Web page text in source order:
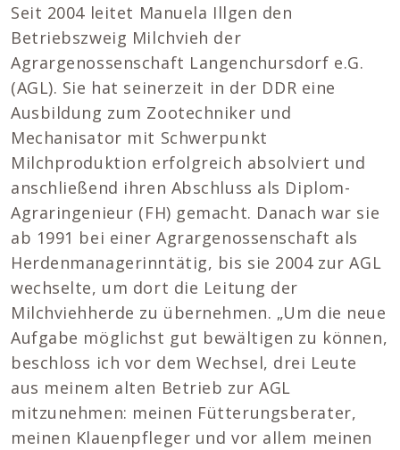
Seit 2004 leitet Manuela Illgen den
Betriebszweig Milchvieh der
Agrargenossenschaft Langenchursdorf e.G.
(AGL). Sie hat seinerzeit in der DDR eine
Ausbildung zum Zootechniker und
Mechanisator mit Schwerpunkt
Milchproduktion erfolgreich absolviert und
anschließend ihren Abschluss als Diplom-
Agraringenieur (FH) gemacht. Danach war sie
ab 1991 bei einer Agrargenossenschaft als
Herdenmanagerinntätig, bis sie 2004 zur AGL
wechselte, um dort die Leitung der
Milchviehherde zu übernehmen. „Um die neue
Aufgabe möglichst gut bewältigen zu können,
beschloss ich vor dem Wechsel, drei Leute
aus meinem alten Betrieb zur AGL
mitzunehmen: meinen Fütterungsberater,
meinen Klauenpfleger und vor allem meinen